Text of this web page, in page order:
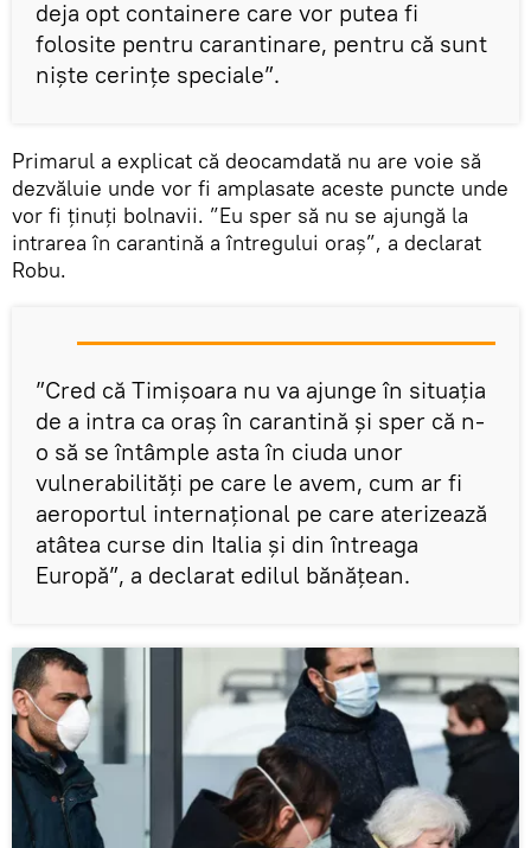
deja opt containere care vor putea fi
folosite pentru carantinare, pentru că sunt
niște cerințe speciale”.
Primarul a explicat că deocamdată nu are voie să
dezvăluie unde vor fi amplasate aceste puncte unde
vor fi ținuți bolnavii. ”Eu sper să nu se ajungă la
intrarea în carantină a întregului oraș”, a declarat
Robu.
”Cred că Timișoara nu va ajunge în situația
de a intra ca oraș în carantină și sper că n-
o să se întâmple asta în ciuda unor
vulnerabilități pe care le avem, cum ar fi
aeroportul internațional pe care aterizează
atâtea curse din Italia și din întreaga
Europă”, a declarat edilul bănățean.